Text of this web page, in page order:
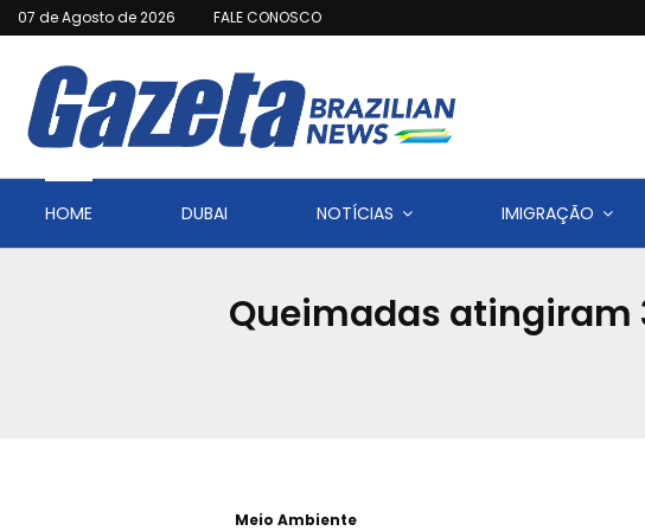
07 de Agosto de 2026 FALE CONOSCO
HOME DUBAI NOTÍCIAS IMIGRAÇÃO
Queimadas atingiram
Meio Ambiente